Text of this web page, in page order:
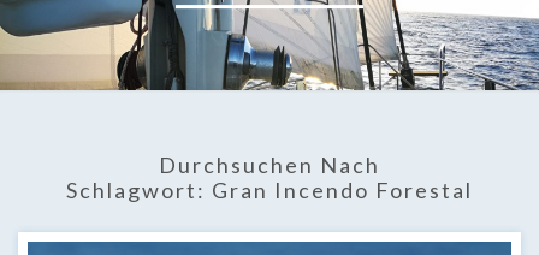
Durchsuchen Nach
Schlagwort: Gran Incendo Forestal